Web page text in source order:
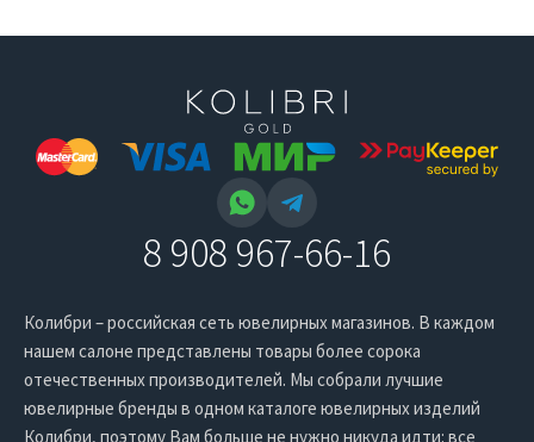
8 908 967-66-16
Колибри – российская сеть ювелирных магазинов. В каждом
нашем салоне представлены товары более сорока
отечественных производителей. Мы собрали лучшие
ювелирные бренды в одном каталоге ювелирных изделий
Колибри, поэтому Вам больше не нужно никуда идти: все